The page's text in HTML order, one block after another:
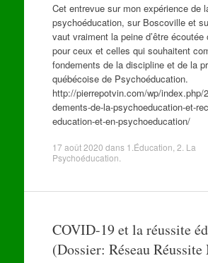
Cet entrevue sur mon expérience de
psychoéducation, sur Boscoville et
vaut vraiment la peine d’être écoutée
pour ceux et celles qui souhaitent
fondements de la discipline et de la
québécoise de Psychoéducation.
http://pierrepotvin.com/wp/index.php/
dements-de-la-psychoeducation-et-
education-et-en-psychoeducation/
17 août 2020 dans 1.Éducation 2. La
Psychoéducation
COVID-19 et la réussite
(Dossier: Réseau